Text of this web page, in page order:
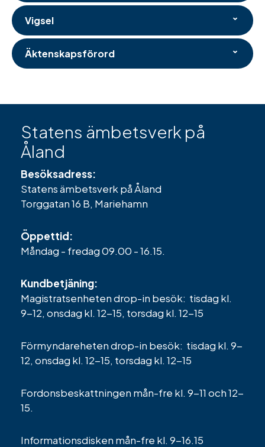
Vigsel
Äktenskapsförord
Statens ämbetsverk på
Åland
Besöksadress:
Statens ämbetsverk på Åland
Torggatan 16 B, Mariehamn
Öppettid:
Måndag - fredag 09.00 - 16.15.
Kundbetjäning:
Magistratsenheten drop-in besök: tisdag kl.
9-12, onsdag kl. 12-15, torsdag kl. 12-15
Förmyndareheten drop-in besök: tisdag kl. 9-
12, onsdag kl. 12-15, torsdag kl. 12-15
Fordonsbeskattningen mån-fre kl. 9-11 och 12-
15.
Informationsdisken mån-fre kl. 9-16.15